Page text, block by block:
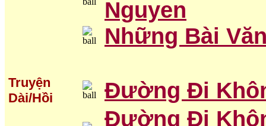
Nguyen
Những Bài
Truyện
Dài/Hồi
Đường Đi
Đường Đi